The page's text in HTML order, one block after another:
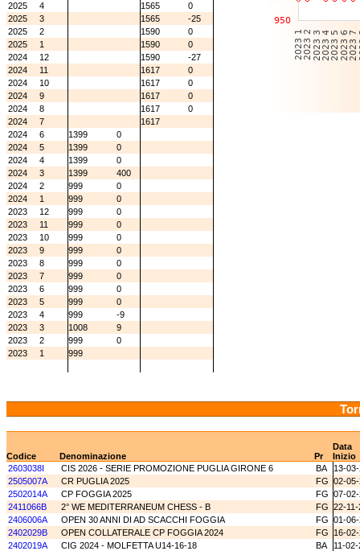
2025
4 1565
0
2025
3 1565
-25
2025
2 1590
0
2025
1 1590
0
2024
12 1590
-27
2024
11 1617
0
2024
10 1617
0
2024
9 1617
0
2024
8 1617
0
2024
7
1617
2024
6 1399
0
2024
5 1399
0
2024
4 1399
0
2024
3 1399
400
2024
2 999
0
2024
1 999
0
2023
12 999
0
2023
11 999
0
2023
10 999
0
2023
9 999
0
2023
8 999
0
2023
7 999
0
2023
6 999
0
2023
5 999
0
2023
4 999
-9
2023
3 1008
9
2023
2 999
0
2023
1 999
Data
Codice
Denominazione Pr
Inizio
2603038I
CIS 2026 - SERIE PROMOZIONE PUGLIA GIRONE 6 BA
13-
2505007A
CR PUGLIA 2025 FG 02-
2502014A
CP FOGGIA 2025 FG 07-
2411066B
2° WE MEDITERRANEUM CHESS - B FG 22-
2406006A
OPEN 30 ANNI DI AD SCACCHI FOGGIA FG 01-
2402029B
OPEN COLLATERALE CP FOGGIA 2024 FG
16-
2402019A
CIG 2024 - MOLFETTA U14-16-18 BA
11-